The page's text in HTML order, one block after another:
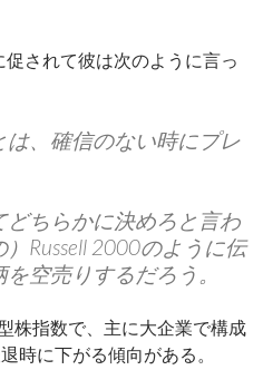
されて彼は次のように言っ
、確信のない時にプレ
どちらかに決めろと言わ
Russell 2000のように伝
空売りするだろう。
株指数で、主に大企業で構成
時に下がる傾向がある。